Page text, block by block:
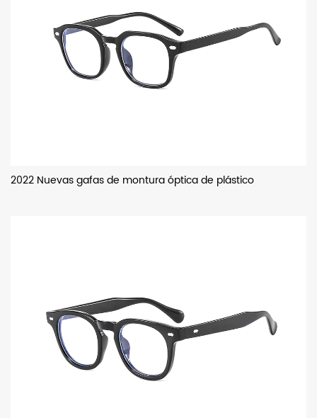
2022 Nuevas gafas de montura óptica de plástico